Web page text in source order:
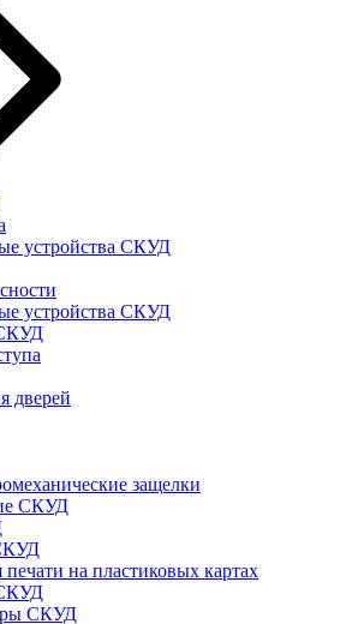
устройства СКУД
устройства СКУД
дверей
защелки
СКУД
печати на пластиковых картах
СКУД